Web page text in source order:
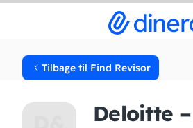
Tilbage til Find Revisor
Deloitte